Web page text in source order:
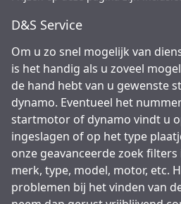
D&S Service
Om u zo snel mogelijk van
is het handig als u zoveel
de hand hebt van u gewenste
dynamo. Eventueel het
startmotor of dynamo vindt u
ingeslagen of op het type
onze geavanceerde zoek
merk, type, model, motor, etc.
problemen bij het vinden van